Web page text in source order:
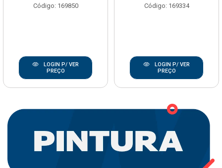
Código: 169850
LOGIN P/ VER
PREÇO
Código: 169334
LOGIN P/ VER
PREÇO